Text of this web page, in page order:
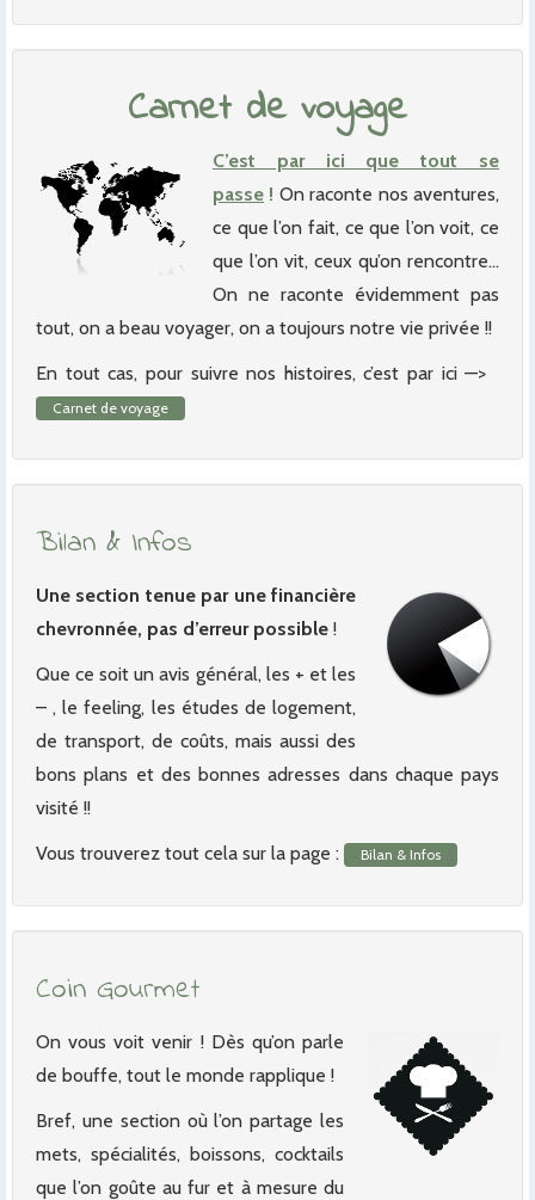
Carnet de voyage
C’est par ici que tout se
passe ! On raconte nos aventures,
ce que l’on fait, ce que l’on voit, ce
que l’on vit, ceux qu’on rencontre…
On ne raconte évidemment pas
tout, on a beau voyager, on a toujours notre vie privée !!
En tout cas, pour suivre nos histoires, c’est par ici —>
Carnet de voyage
Bilan & Infos
Une section tenue par une financière
chevronnée, pas d’erreur possible !
Que ce soit un avis général, les + et les
– , le feeling, les études de logement,
de transport, de coûts, mais aussi des
bons plans et des bonnes adresses dans chaque pays
visité !!
Vous trouverez tout cela sur la page :
Bilan & Infos
Coin Gourmet
On vous voit venir ! Dès qu’on parle
de bouffe, tout le monde rapplique !
Bref, une section où l’on partage les
mets, spécialités, boissons, cocktails
que l’on goûte au fur et à mesure du